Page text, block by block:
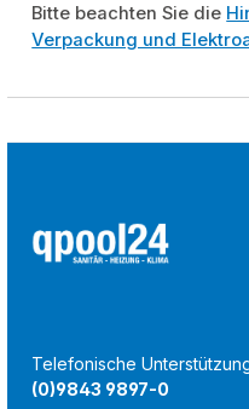
Bitte beachten Sie die
Verpackung und
Telefonische
(0)9843 9897-0